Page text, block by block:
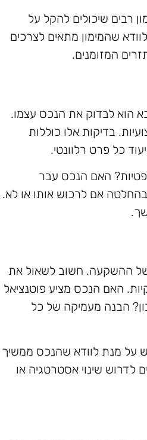
רבים שיכולים להקל על
שהמימון מתאים לצרכים
המזומנים.
הוא לבדוק את הנכס עצמו.
בדיקות אלו כוללות
כל פרט רלוונטי.
האם הנכס עבר
בהחלטה אם לרכוש אותו או לא.
ההשקעה. חשוב לשאול את
האם הנכס מציע פוטנציאל
הבנה מעמיקה של כל
על מנת לוודא שהנכס ממשיך
לדרוש שינוי אסטרטגיה או